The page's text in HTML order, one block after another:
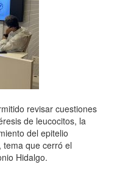
revisar cuestiones
de leucocitos, la
del epitelio
que cerró el
Hidalgo.